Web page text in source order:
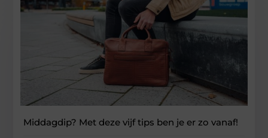
Middagdip? Met deze vijf tips ben je er zo vanaf!